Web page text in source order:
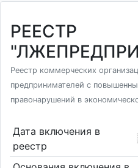
РЕЕСТР
Реестр коммерческих
предпринимателей с
правонарушений в
Дата включения в
реестр